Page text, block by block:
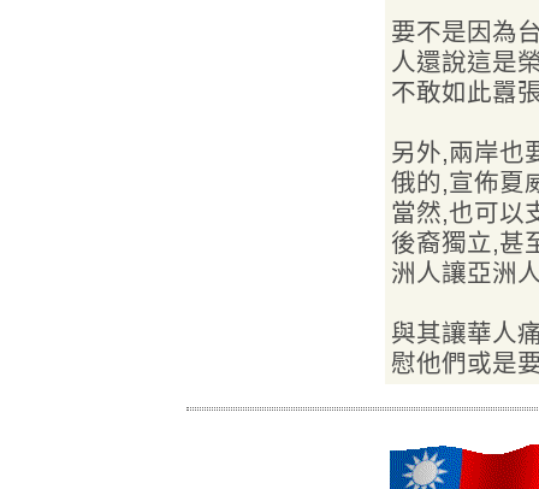
要不是因為
人還說這是
不敢如此囂
另外,兩岸也
俄的,宣佈夏
當然,也可以
後裔獨立,甚
洲人讓亞洲
與其讓華人
慰他們或是